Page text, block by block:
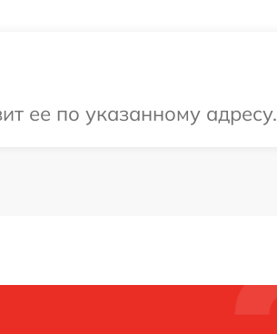
ее по указанному адресу.